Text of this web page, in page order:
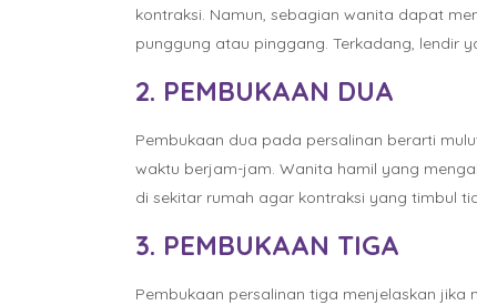
kontraksi. Namun, sebagian wanita dapat
punggung atau pinggang. Terkadang, lendir
2. PEMBUKAAN DUA
Pembukaan dua pada persalinan berarti
waktu berjam-jam. Wanita hamil yang
di sekitar rumah agar kontraksi yang timbul
3. PEMBUKAAN TIGA
Pembukaan persalinan tiga menjelaskan jika